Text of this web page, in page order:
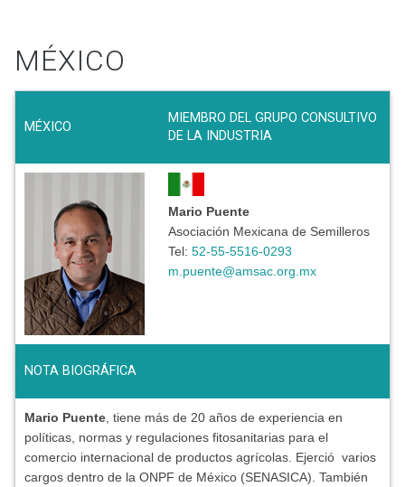
MÉXICO
MÉXICO
MIEMBRO DEL GRUPO CONSULTIVO
DE LA INDUSTRIA
Mario Puente
Asociación Mexicana de Semilleros
Tel: 52-55-5516-0293
m.puente@amsac.org.mx
NOTA BIOGRÁFICA
Mario Puente , tiene más de 20 años de experiencia en
políticas, normas y regulaciones fitosanitarias para el
comercio internacional de productos agrícolas. Ejerció varios
cargos dentro de la ONPF de México (SENASICA). También